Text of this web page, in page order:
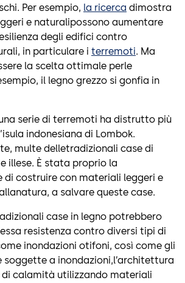
Per esempio, la ricerca dimostra
e naturalipossono aumentare
degli edifici contro
in particulare i terremoti. Ma
la scelta ottimale perle
il legno grezzo si gonfia in
serie di terremoti ha distrutto più
indonesiana di Lombok.
multe delletradizionali case di
illese. È stata proprio la
di costruire con materiali leggeri e
a salvare queste case.
case in legno potrebbero
resistenza contro diversi tipi di
inondazioni otifoni, così come gli
soggette a inondazioni,l’architettura
di calamità utilizzando materiali